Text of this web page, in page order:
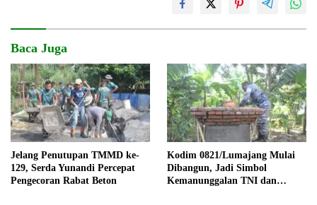
Baca Juga
Jelang Penutupan TMMD ke-
129, Serda Yunandi Percepat
Pengecoran Rabat Beton
Kodim 0821/Lumajang Mulai
Dibangun, Jadi Simbol
Kemanunggalan TNI dan